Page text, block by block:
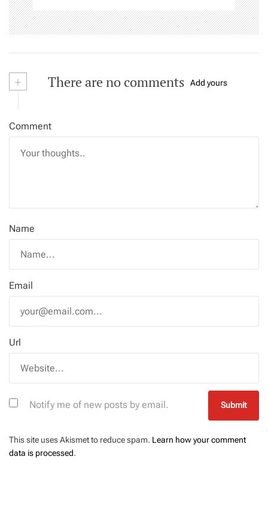
+ There are no comments Add yours
Comment
Name
Email
Url
Notify me of new posts by email.
This site uses Akismet to reduce spam. Learn how your comment
data is processed.